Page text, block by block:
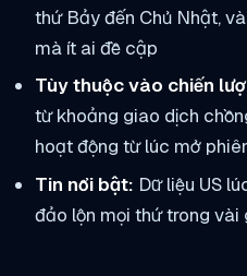
thứ Bảy đến Chủ Nhật,
mà ít ai đề cập
Tùy thuộc vào chiến
từ khoảng giao dịch
hoạt động từ lúc mở
Tin nổi bật: Dữ liệu US
đảo lộn mọi thứ trong vài